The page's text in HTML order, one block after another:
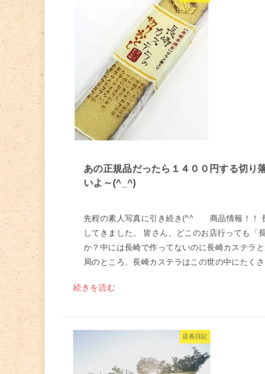
あの正規品だったら１４００円する切り
いよ～(^_^)
先程の素人写真に引き続き(^^ゞ 商品情報！
してきました。 皆さん、どこのお店行っても「
か？中には長崎で作ってないのに長崎カステラ
局のところ、長崎カステラはこの世の中にたく
続きを読む
店長日記